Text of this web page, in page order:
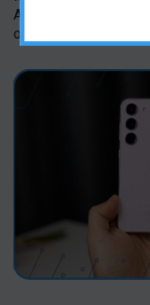
Apple из-за
отказываются от